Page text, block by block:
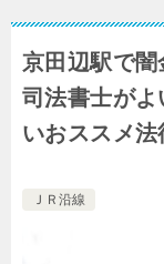
京田辺駅で
司法書士が
いおススメ
ＪＲ沿線